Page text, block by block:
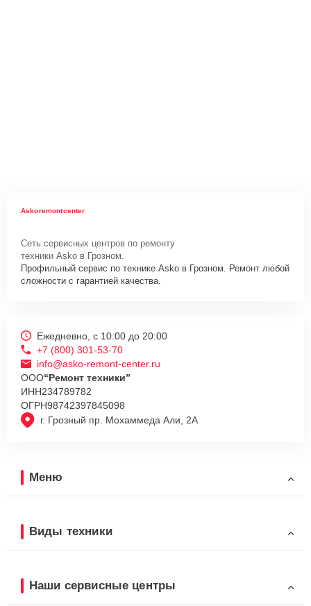
Askoremontcenter
Сеть сервисных центров по ремонту
техники Asko в Грозном.
Профильный сервис по технике Asko в Грозном. Ремонт любой
сложности с гарантией качества.
г. Грозный пр. Мохаммеда Али, 2А
Ежедневно, с 10:00 до 20:00
+7 (800) 301-53-70
info@asko-remont-center.ru
ООО“Ремонт техники”
ИНН234789782
ОГРН98742397845098
Меню
Виды техники
Наши сервисные центры